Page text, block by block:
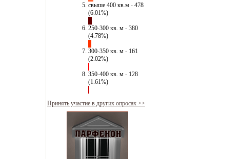
свыше 400 кв.м - 478
(6.01%)
250-300 кв. м - 380
(4.78%)
300-350 кв. м - 161
(2.02%)
350-400 кв. м - 128
(1.61%)
Принять участие в других опросах >>